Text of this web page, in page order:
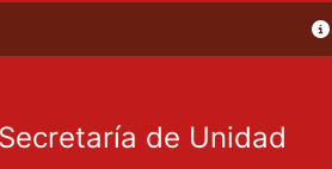
Secretaría de Unidad